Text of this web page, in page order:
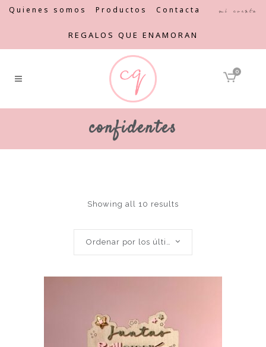
Quienes somos Productos Contacta Mi cuenta
REGALOS QUE ENAMORAN
0
confidentes
Showing all 10 results
Ordenar por los últimos